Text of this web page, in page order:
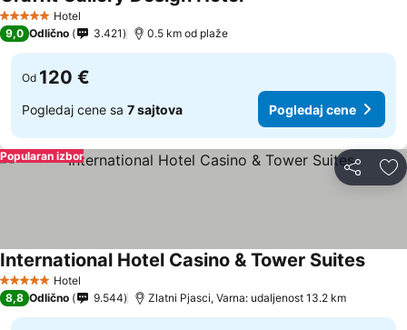
5 ZvezdiceHotel
9,0 Odlično 3.421 0.5 km od plaže
Od 120 €
Pogledaj cene sa 7 sajtova Pogledaj cene
Deli
Popularan izbor
5 ZvezdiceHotel
International Hotel Casino & Tower Suites
8,8 Odlično 9.544 Zlatni Pjasci, Varna: udaljenost 13.2 km